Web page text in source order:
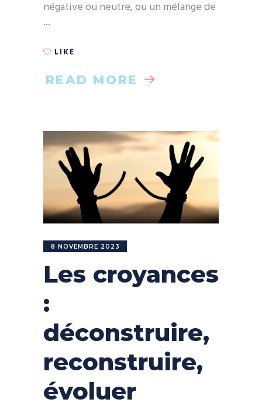
négative ou neutre, ou un mélange de
LIKE
READ MORE
8 NOVEMBRE 2023
Les croyances
:
déconstruire,
reconstruire,
évoluer